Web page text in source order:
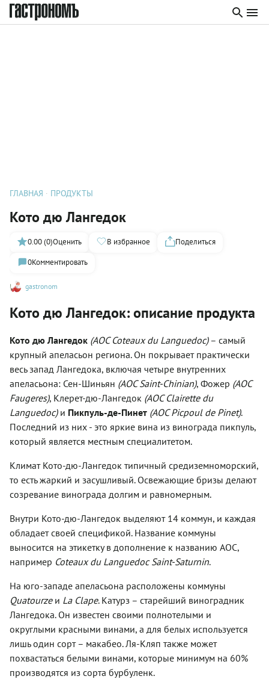
ГЛАВНАЯ ПРОДУКТЫ
Кото дю Лангедок
gastronom
0.00 (0)Оценить В избранное
Поделиться
0Комментировать
Кото дю Лангедок: описание продукта
Кото дю Лангедок (AOC Coteaux du Languedoc)– самый
крупный апеласьон региона. Он покрывает практически
весь запад Лангедока, включая четыре внутренних
апеласьона: Сен-Шиньян (AOCSaint-Chinian), Фожер (АОС
Faugeres), Клерет-дю-Лангедок (АОС Clairette du
Languedoc) и Пикпуль-де-Пинет (АОС Picpoul de Pinet).
Последний из них - это яркие вина из винограда пикпуль,
который является местным специалитетом.
Климат Кото-дю-Лангедок типичный средиземноморский,
то есть жаркий и засушливый. Освежающие бризы делают
созревание винограда долгим и равномерным.
Внутри Кото-дю-Лангедок выделяют 14 коммун, и каждая
обладает своей спецификой. Название коммуны
выносится на этикетку в дополнение к названию AOC,
например Coteaux du Languedoc Saint-Saturnin.
На юго-западе апеласьона расположены коммуны
Quatourzeи La Clape. Катурз – старейший виноградник
Лангедока. Он известен своими полнотелыми и
округлыми красными винами, а для белых используется
лишь один сорт – макабео. Ля-Кляп также может
похвастаться белыми винами, которые минимум на 60%
производятся из сорта бурбуленк.